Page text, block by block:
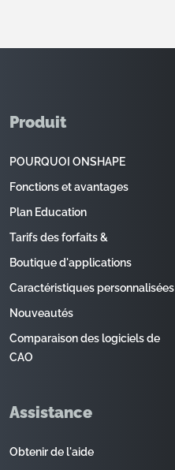
Produit
POURQUOI ONSHAPE
Fonctions et avantages
Plan Education
Tarifs des forfaits &
Boutique d'applications
Caractéristiques personnalisées
Nouveautés
Comparaison des logiciels de
CAO
Assistance
Obtenir de l'aide